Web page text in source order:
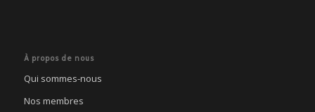
À propos de nous
Qui sommes-nous
Nos membres